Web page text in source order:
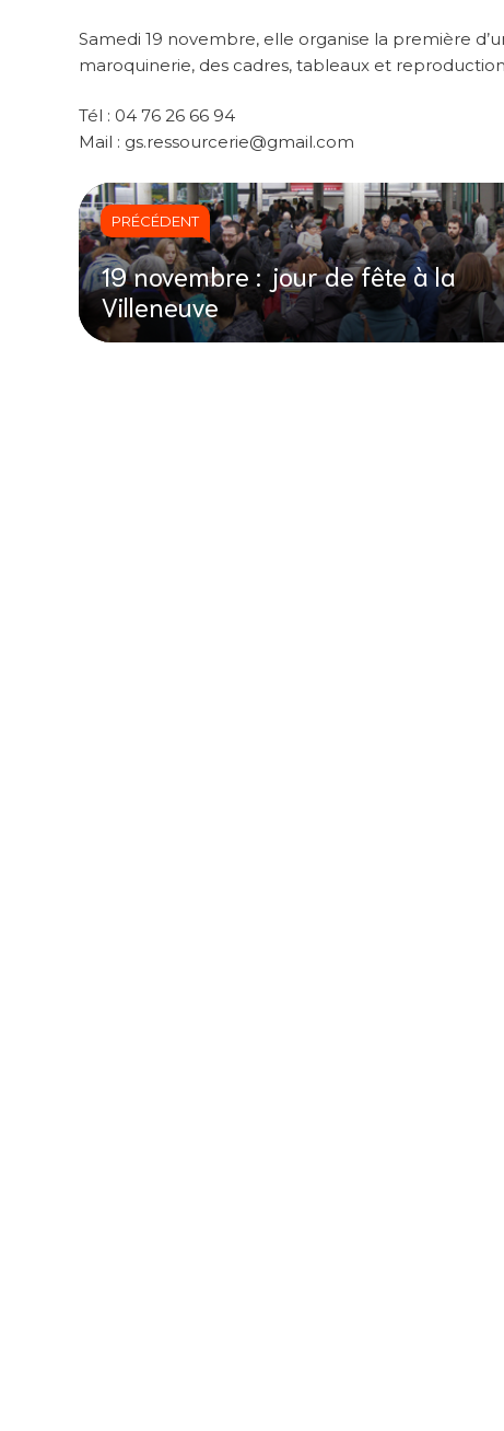
Samedi 19 novembre, elle organise la première
maroquinerie, des cadres, tableaux et
Tél : 04 76 26 66 94
Mail : gs.ressourcerie@gmail.com
PRÉCÉDENT
19 novembre : jour de fête à la
Villeneuve